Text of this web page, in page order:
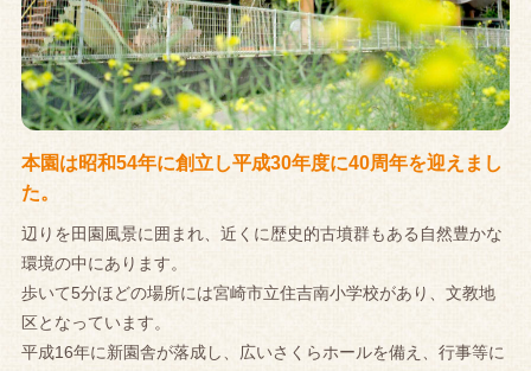
本園は昭和54年に創立し平成30年度に40周年を迎えまし
た。
辺りを田園風景に囲まれ、近くに歴史的古墳群もある自然豊かな
環境の中にあります。
歩いて5分ほどの場所には宮崎市立住吉南小学校があり、文教地
区となっています。
平成16年に新園舎が落成し、広いさくらホールを備え、行事等に